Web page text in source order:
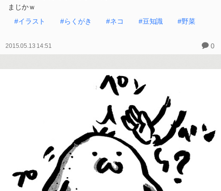
まじかｗ
#イラスト
#らくがき #ネコ #豆知識 #野菜
2015.05.13 14:51 0